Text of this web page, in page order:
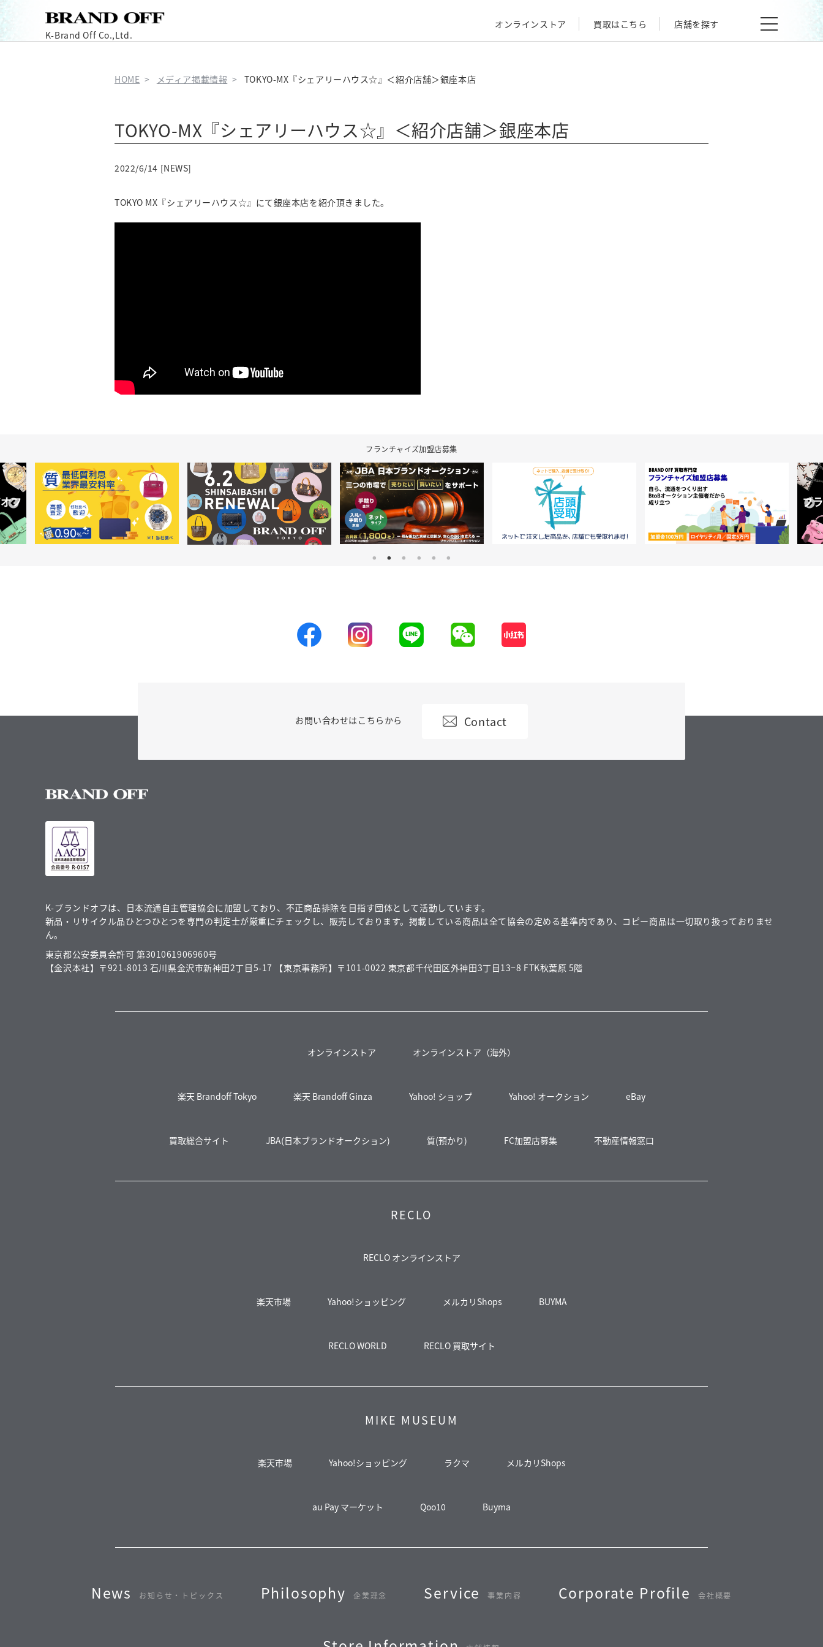
K-Brand Off Co.,Ltd.
オンラインストア 買取はこちら 店舗を探す
HOME メディア掲載情報 TOKYO-MX『シェアリーハウス☆』＜紹介店舗＞銀座本店
TOKYO-MX『シェアリーハウス☆』＜紹介店舗＞銀座本店
2022/6/14 [NEWS]
TOKYO MX『シェアリーハウス☆』にて銀座本店を紹介頂きました。
フランチャイズ加盟店募集
K-ブランドオフは、日本流通自主管理協会に加盟しており、不正商品排除を目指す団体として活動しています。
新品・リサイクル品ひとつひとつを専門の判定士が厳重にチェックし、販売しております。掲載している商品は全て協会の定める基準内であり、コピー商品は一切取り扱っておりませ
ん。
東京都公安委員会許可 第301061906960号
【金沢本社】〒921-8013 石川県金沢市新神田2丁目5-17
【東京事務所】〒101-0022 東京都千代田区外神田3丁目13−8 FTK秋葉原 5階
オンラインストア オンラインストア（海外）
楽天 Brandoff Tokyo 楽天 Brandoff Ginza Yahoo! ショップ Yahoo! オークション eBay
買取総合サイト JBA(日本ブランドオークション) 質(預かり) FC加盟店募集 不動産情報窓口
RECLO
RECLO オンラインストア
楽天市場 Yahoo!ショッピング メルカリShops BUYMA
RECLO WORLD RECLO 買取サイト
MIKE MUSEUM
楽天市場 Yahoo!ショッピング ラクマ メルカリShops
au Pay マーケット Qoo10 Buyma
News お知らせ・トピックス Philosophy 企業理念 Service 事業内容 Corporate Profile 会社概要
お問い合わせはこちらから Contact